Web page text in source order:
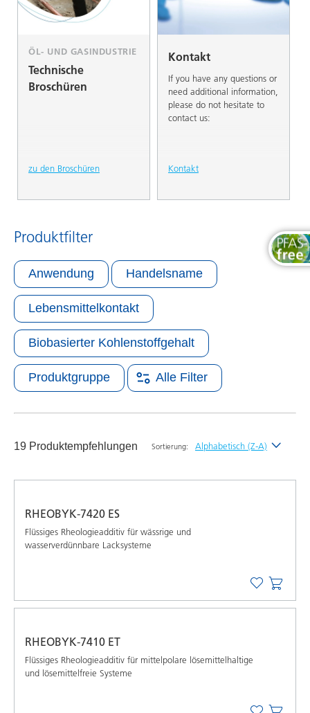
ÖL- UND GASINDUSTRIE
Technische
Broschüren
zu den Broschüren
Kontakt
If you have any questions or
need additional information,
please do not hesitate to
contact us:
Kontakt
Produktfilter
Anwendung Handelsname
Lebensmittelkontakt
Biobasierter Kohlenstoffgehalt
Produktgruppe Alle Filter
19 Produktempfehlungen Sortierung: Alphabetisch (Z-A)
RHEOBYK-7420 ES
Flüssiges Rheologieadditiv für wässrige und
wasserverdünnbare Lacksysteme
RHEOBYK-7410 ET
Flüssiges Rheologieadditiv für mittelpolare lösemittelhaltige
und lösemittelfreie Systeme